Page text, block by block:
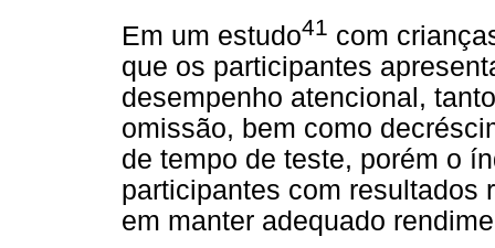
Em um estudo41 com
que os participantes
desempenho atencional,
omissão, bem como
de tempo de teste, porém o
participantes com resultados
em manter adequado